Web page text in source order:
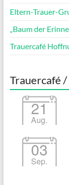
Eltern-Trauer-
„Baum der
Trauercafé
Trauercafé
21
Aug.
03
Sep.